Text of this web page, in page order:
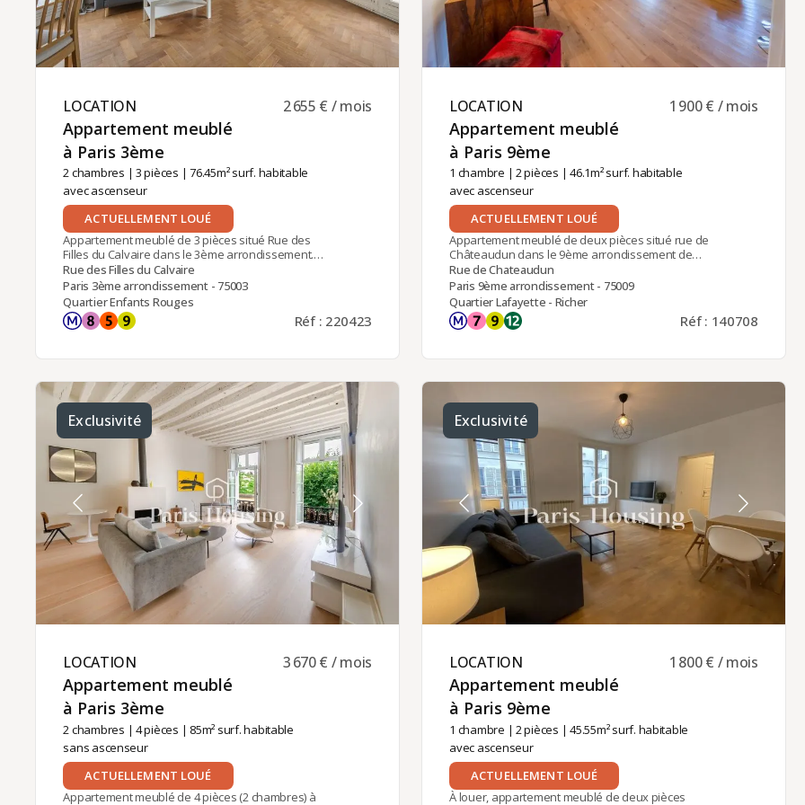
LOCATION ​
Appartement meublé
à Paris 3ème ​
2 chambres | 3 pièces | 76.45m² surf. habitable
avec ascenseur
2 655 € / mois
ACTUELLEMENT LOUÉ
Appartement meublé de 3 pièces situé Rue des
Filles du Calvaire dans le 3ème arrondissement. A
deux pas du Cirque d'Hiver et à quelques rues du
Square du Temple. Proche des stations Filles du
Calvaire (ligne 8) et Oberkampf (lignes 5 et 9).Dans
un immeuble Pierre de Paris, au 4ème étage avec
ascenseur et donnant sur cour, l'appartement se
grand séjour avec un espace salle à manger, un
fonctionnelle, une grande cuisine ouverte toute
équipée avec une cuisinière de qualité, puis deux
chambres doubles avec rangements intégrés,
une salle de bain et un WC séparé.Chauffage et
eau chaude individuels (gaz).Location meublée
adaptée à une résidence principale, logement de
fonction (bail société) ou résidence secondaire
(bail code civil).Durée minimale de location de 3
mois.Loyer mensuel de 2,655 euros charges
comprises (100 euros).La gestion locative est
assurée par Paris‑Housing, garantissant un
accompagnement professionnel tout au long de
votre séjour.
Rue des Filles du Calvaire
Paris 3ème arrondissement - 75003
Quartier Enfants Rouges
Réf : 220423
LOCATION ​
Appartement meublé
à Paris 9ème ​
1 chambre |2 pièces | 46.1m² surf. habitable
avec ascenseur
1 900 € / mois
ACTUELLEMENT LOUÉ
Appartement meublé de deux pièces situé rue de
Châteaudun dans le 9ème arrondissement de
Paris, à proximité des stations de métro Notre-
Dame-de-Lorette (Ligne 12) et Chaussée d'Antin -
Lafayette (Lignes 7 et 9). Il se trouve au 6ème
étage d'un immeuble en pierre de taille de très
bon standing, doté d'un ascenseur et d'un
et confortable.D'une superficie habitable de 46
entrée avec penderie, une pièce de séjour
double avec cuisine américaine, une chambre
double avec salle de bain attenante, ainsi que
des toilettes séparées. Le chauffage et l'eau
chaude sont électriques et à usage individuel.La
location de cet appartement meublé est
proposée pour une durée minimale de 6 mois,
avec un loyer mensuel de 1900 euros, charges
comprises. Location meublée disponible pour un
contrat à titre de résidence principale du locataire,
logement de fonction (pour un bail société) ou
résidence secondaire du locataire (bail code
civil).La gestion locative de cette propriété est
confiée à Paris‑Housing, garantissant un soutien
professionnel et fiable tout au long de votre
séjour.
Rue de Chateaudun
Paris 9ème arrondissement - 75009
Quartier Lafayette - Richer
Réf : 140708
Exclusivité
LOCATION ​
Appartement meublé
à Paris 3ème ​
2 chambres | 4 pièces | 85m² surf. habitable
sans ascenseur
3 670 € / mois
ACTUELLEMENT LOUÉ
Appartement meublé de 4 pièces (2 chambres) à
Exclusivité
LOCATION ​
Appartement meublé
à Paris 9ème ​
1 chambre |2 pièces | 45.55m² surf. habitable
avec ascenseur
1 800 € / mois
ACTUELLEMENT LOUÉ
À louer, appartement meublé de deux pièces